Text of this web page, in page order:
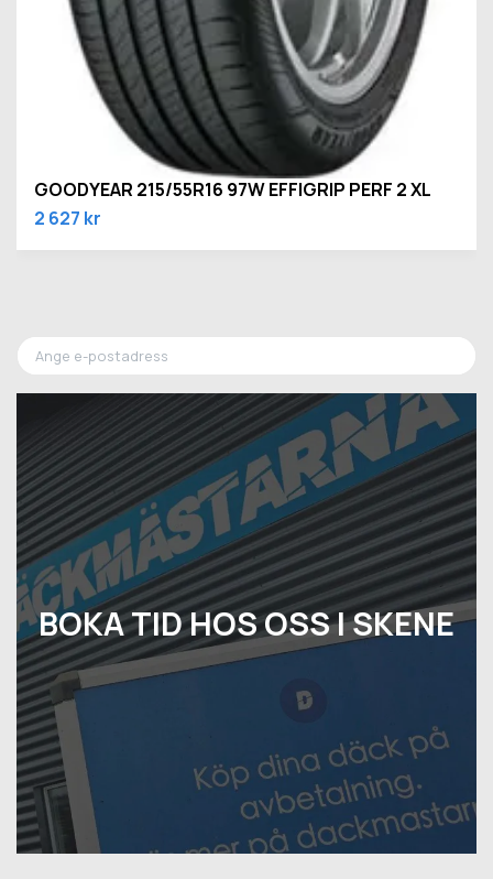
BOKA TID HOS OSS I SKENE
GOODYEAR 215/55R16 97W EFFIGRIP PERF 2 XL
2 627 kr